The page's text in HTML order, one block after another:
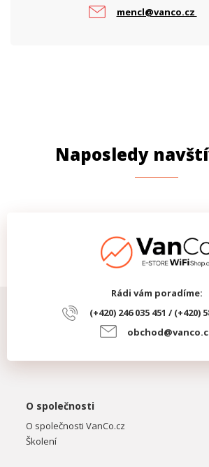
mencl@vanco.cz
Naposledy
Rádi vám poradíme:
(+420) 246 035 451 / (+420)
O společnosti
O společnosti VanCo.cz
Školení